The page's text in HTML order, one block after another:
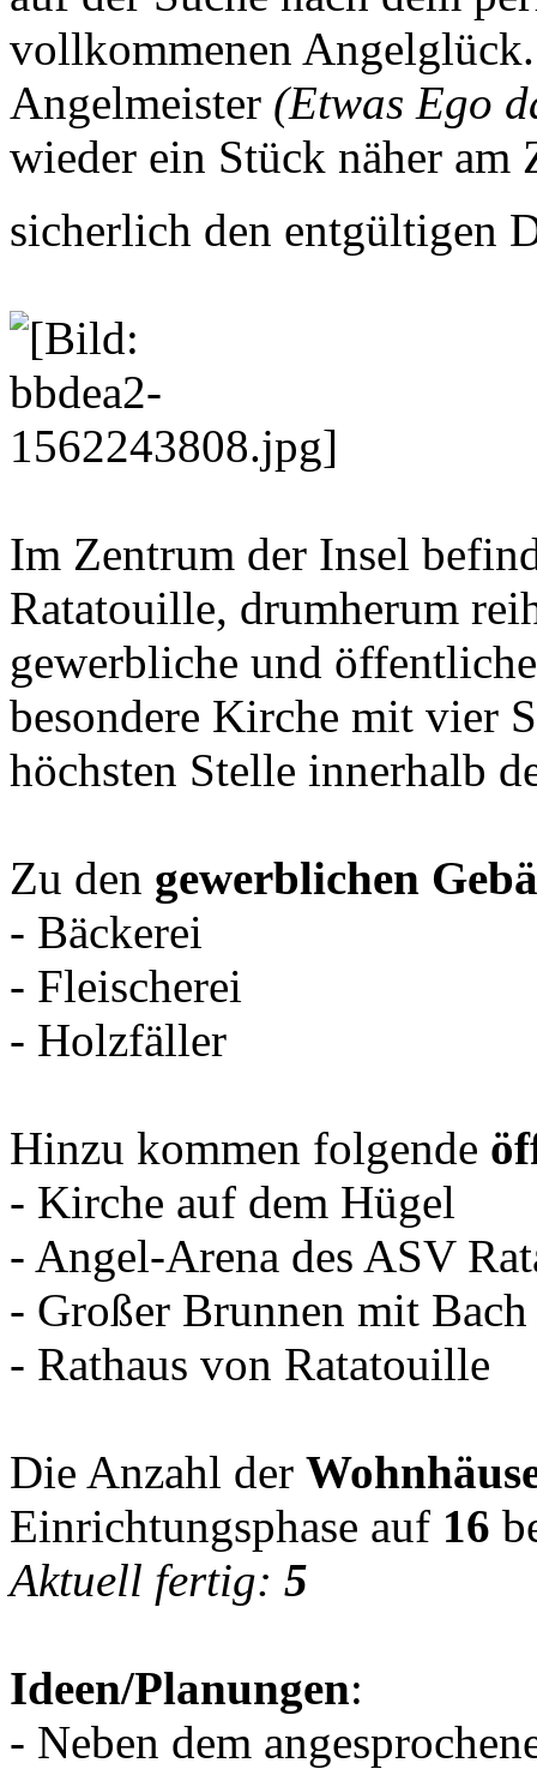
vollkommenen
Angelmeister (Etwas Ego
wieder ein Stück näher
sicherlich den entgültigen
Im Zentrum der Insel
Ratatouille, drumherum
gewerbliche und
besondere Kirche mit vier
höchsten Stelle innerhalb
Zu den gewerblichen
- Bäckerei
- Fleischerei
- Holzfäller
Hinzu kommen folgende
- Kirche auf dem Hügel
- Angel-Arena des ASV
- Großer Brunnen mit Bach
- Rathaus von Ratatouille
Die Anzahl der
Einrichtungsphase auf 16
Aktuell fertig: 5
Ideen/Planungen:
- Neben dem